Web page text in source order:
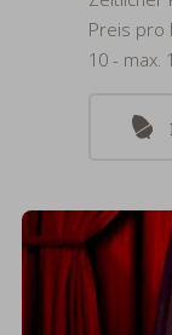
Preis pro
10 - max.